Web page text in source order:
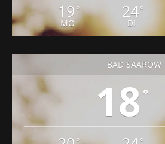
19 °
MO
24°
DI
BAD SAAROW
18 °
° °